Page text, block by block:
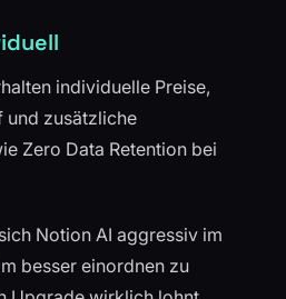
individuelle Preise,
und zusätzliche
Zero Data Retention bei
Notion AI aggressiv im
besser einordnen zu